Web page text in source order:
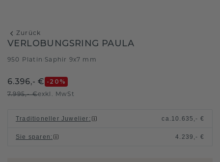
Zurück
VERLOBUNGSRING PAULA
950 Platin Saphir 9x7 mm
6.396,- € -20 %
7.995,- €exkl. MwSt
Traditioneller Juwelier : ca. 10.635,- €
Sie sparen : 4.239,- €